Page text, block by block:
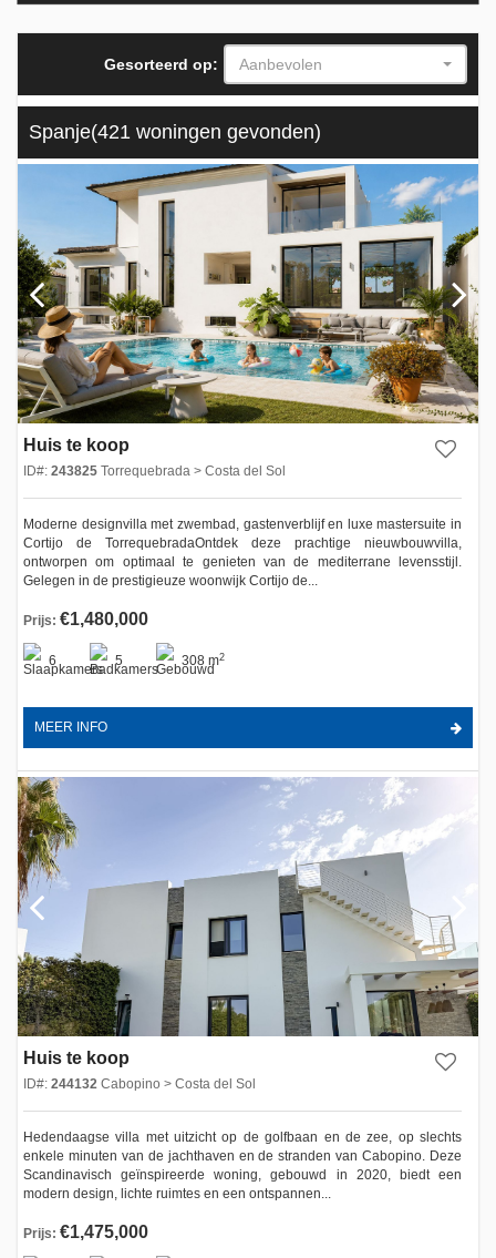
Spanje(421 woningen gevonden)
Gesorteerd op: Aanbevolen
Huis te koop
ID#: 243825 Torrequebrada > Costa del Sol
Moderne designvilla met zwembad, gastenverblijf en luxe mastersuite in
Cortijo de TorrequebradaOntdek deze prachtige nieuwbouwvilla,
ontworpen om optimaal te genieten van de mediterrane levensstijl.
Gelegen in de prestigieuze woonwijk Cortijo de...
Prijs: €1,480,000
6 5 308 m2
MEER INFO
Huis te koop
ID#: 244132 Cabopino > Costa del Sol
Hedendaagse villa met uitzicht op de golfbaan en de zee, op slechts
enkele minuten van de jachthaven en de stranden van Cabopino. Deze
Scandinavisch geïnspireerde woning, gebouwd in 2020, biedt een
modern design, lichte ruimtes en een ontspannen...
Prijs: €1,475,000